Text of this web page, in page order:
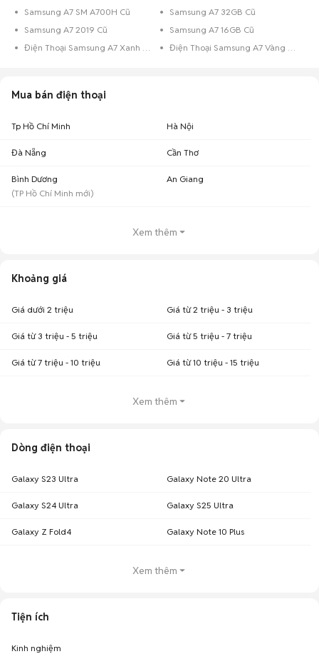
Mua bán Samsung A7 cũ
Chợ Tốt có 72 tin đăng bán, mua Samsung A7 cũ với nhiều khoảng giá
Samsung A7 SM A700H Cũ
Samsung A7 32GB Cũ
Samsung A7 2019 Cũ
Samsung A7 16GB Cũ
Điện Thoại Samsung A7 Xanh Dương
Điện Thoại Samsung A7 Vàng Hồng
Mua bán điện thoại
Tp Hồ Chí Minh Hà Nội
Đà Nẵng Cần Thơ
Bình Dương
(TP Hồ Chí Minh mới)
An Giang
Xem thêm
Khoảng giá
Giá dưới 2 triệu Giá từ 2 triệu - 3 triệu
Giá từ 3 triệu - 5 triệu Giá từ 5 triệu - 7 triệu
Giá từ 7 triệu - 10 triệu Giá từ 10 triệu - 15 triệu
Xem thêm
Dòng điện thoại
Galaxy S23 Ultra Galaxy Note 20 Ultra
Galaxy S24 Ultra Galaxy S25 Ultra
Galaxy Z Fold4 Galaxy Note 10 Plus
Xem thêm
Tiện ích
Kinh nghiệm